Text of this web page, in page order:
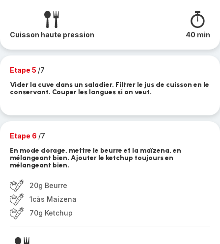
Cuisson haute pression 40 min
Etape 5 /7
Vider la cuve dans un saladier. Filtrer le jus de cuisson en le
conservant. Couper les langues si on veut.
Etape 6 /7
En mode dorage, mettre le beurre et la maïzena, en
mélangeant bien. Ajouter le ketchup toujours en
mélangeant bien.
20g Beurre
1càs Maizena
70g Ketchup